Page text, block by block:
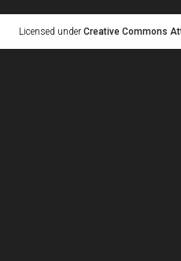
Licensed under Creative Commons